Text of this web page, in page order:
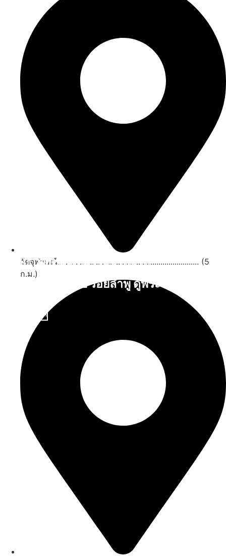
นับหิ่งห้อย ร้อยลำพู ดูพระจันทร์
วัดจุฬามณี...................................................................... (5
ก.ม.)
สถานที่ท่องเที่ยวรอบรีสอร์ท
ดูทั้งหมด